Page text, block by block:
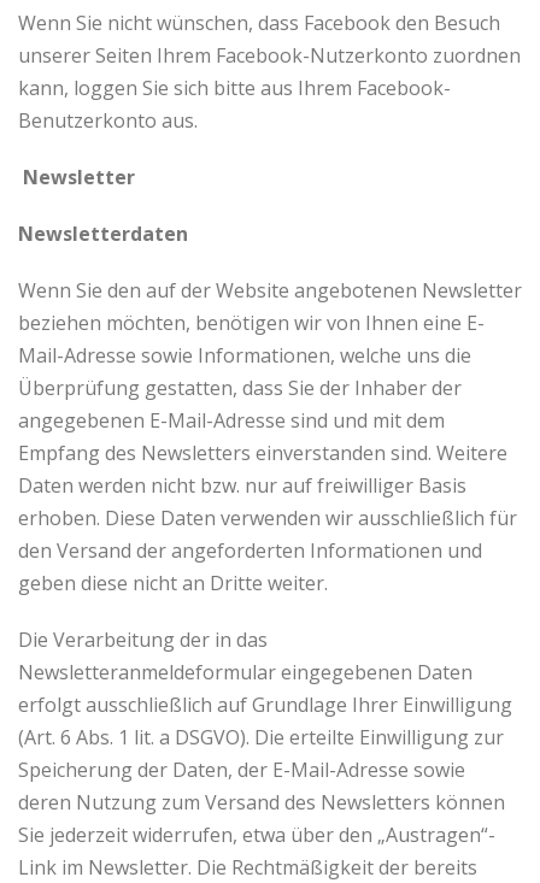
Wenn Sie nicht wünschen, dass Facebook den Besuch
unserer Seiten Ihrem Facebook-Nutzerkonto zuordnen
kann, loggen Sie sich bitte aus Ihrem Facebook-
Benutzerkonto aus.
Newsletter
Newsletterdaten
Wenn Sie den auf der Website angebotenen Newsletter
beziehen möchten, benötigen wir von Ihnen eine E-
Mail-Adresse sowie Informationen, welche uns die
Überprüfung gestatten, dass Sie der Inhaber der
angegebenen E-Mail-Adresse sind und mit dem
Empfang des Newsletters einverstanden sind. Weitere
Daten werden nicht bzw. nur auf freiwilliger Basis
erhoben. Diese Daten verwenden wir ausschließlich für
den Versand der angeforderten Informationen und
geben diese nicht an Dritte weiter.
Die Verarbeitung der in das
Newsletteranmeldeformular eingegebenen Daten
erfolgt ausschließlich auf Grundlage Ihrer Einwilligung
(Art. 6 Abs. 1 lit. a DSGVO). Die erteilte Einwilligung zur
Speicherung der Daten, der E-Mail-Adresse sowie
deren Nutzung zum Versand des Newsletters können
Sie jederzeit widerrufen, etwa über den „Austragen“-
Link im Newsletter. Die Rechtmäßigkeit der bereits